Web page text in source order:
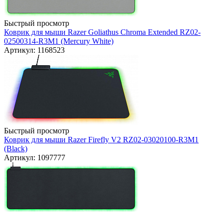
Быстрый просмотр
Коврик для мыши Razer Goliathus Chroma Extended RZ02-
02500314-R3M1 (Mercury White)
Артикул: 1168523
Быстрый просмотр
Коврик для мыши Razer Firefly V2 RZ02-03020100-R3M1
(Black)
Артикул: 1097777